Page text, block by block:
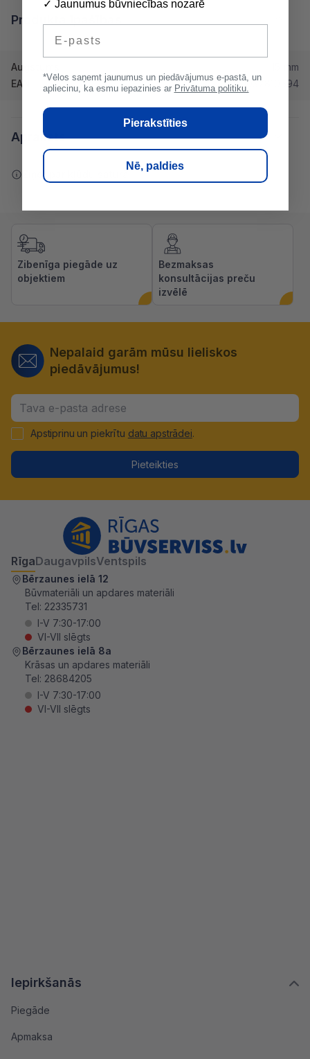
Produkta īpašības
Augstums
15 mm
EAN
4751037810594
Apraksts
Ziņot par kļūdu saturā
Zibenīga piegāde uz
objektiem
Bezmaksas
konsultācijas preču
izvēlē
Nepalaid garām mūsu lieliskos
piedāvājumus!
Apstiprinu un piekrītu datu apstrādei.
Pieteikties
Iepirkšanās
Piegāde
Apmaksa
RīgaDaugavpilsVentspils
Bērzaunes ielā 12
Būvmateriāli un apdares materiāli
Tel: 22335731
I-V 7:30-17:00
VI-VII slēgts
Bērzaunes ielā 8a
Krāsas un apdares materiāli
Tel: 28684205
I-V 7:30-17:00
VI-VII slēgts
✓ Jaunumus būvniecības nozarē
*Vēlos saņemt jaunumus un piedāvājumus e-pastā, un
apliecinu, ka esmu iepazinies ar Privātuma politiku.
Pierakstīties
Nē, paldies